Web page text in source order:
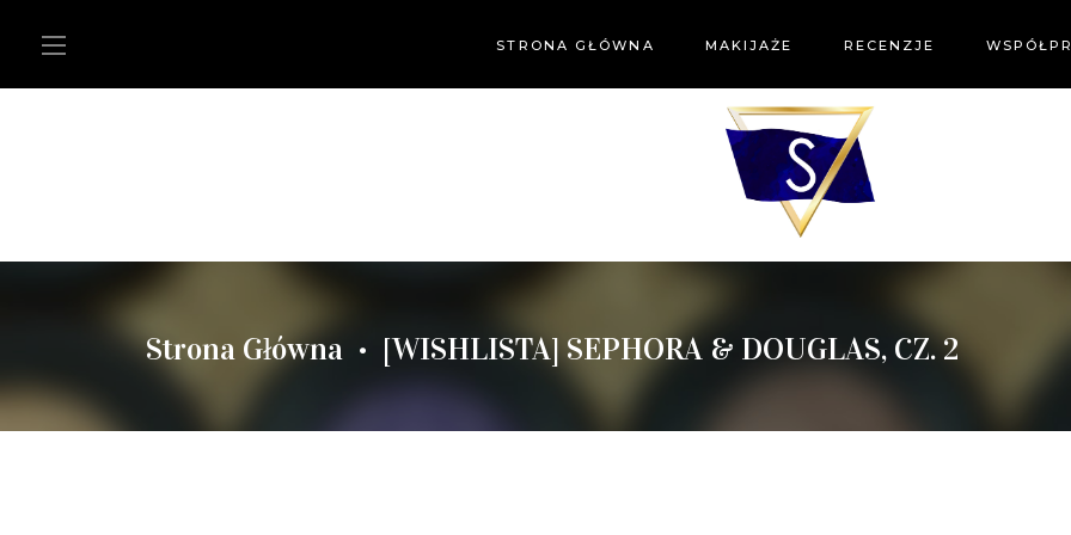
STRONA GŁÓWNA MAKIJAŻE RECENZJE
Strona Główna • [WISHLISTA] SEPHORA & DOUGLAS, CZ. 2